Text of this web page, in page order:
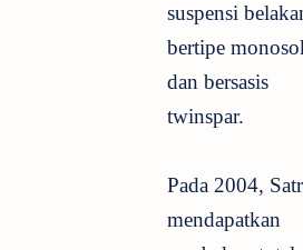
suspensi
bertipe
dan bersasis
twinspar.
Pada 2004,
mendapatkan